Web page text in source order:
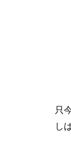
只
し